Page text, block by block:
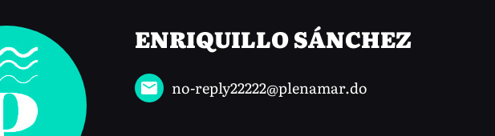
ENRIQUILLO SÁNCHEZ
no-reply22222@plenamar.do